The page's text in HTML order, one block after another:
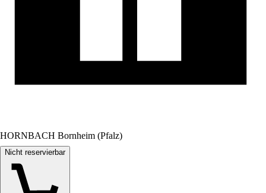
HORNBACH Bornheim (Pfalz)
Nicht reservierbar